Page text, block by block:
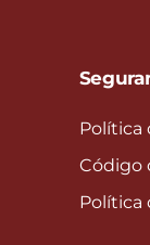
Política
Código
Política